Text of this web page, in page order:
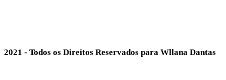
2021 - Todos os Direitos Reservados para Wllana Dantas